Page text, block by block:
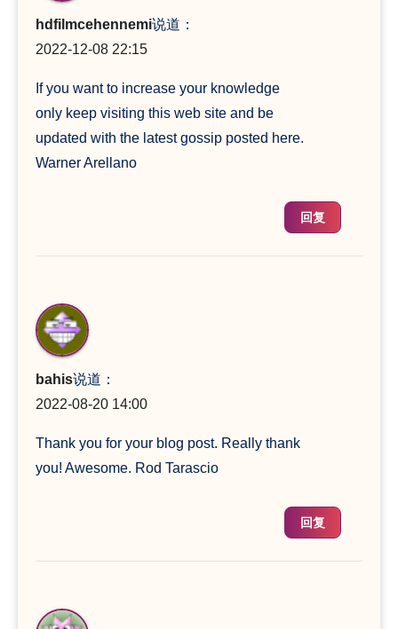
hdfilmcehennemi说道：
2022-12-08 22:15
If you want to increase your knowledge
only keep visiting this web site and be
updated with the latest gossip posted here.
Warner Arellano
回复
bahis说道：
2022-08-20 14:00
Thank you for your blog post. Really thank
you! Awesome. Rod Tarascio
回复